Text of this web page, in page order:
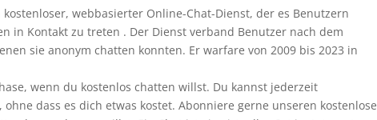
kostenloser, webbasierter Online-Chat-Dienst, der es Benutzern
in Kontakt zu treten . Der Dienst verband Benutzer nach dem
sie anonym chatten konnten. Er warfare von 2009 bis 2023 in
wenn du kostenlos chatten willst. Du kannst jederzeit
dass es dich etwas kostet. Abonniere gerne unseren